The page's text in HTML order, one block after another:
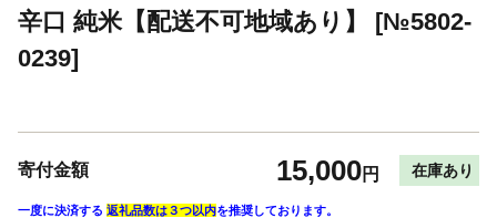
辛口 純米【配送不可地域あり】 [№5802-
0239]
寄付金額 15,000円 在庫あり
一度に決済する 返礼品数は３つ以内を推奨しております。